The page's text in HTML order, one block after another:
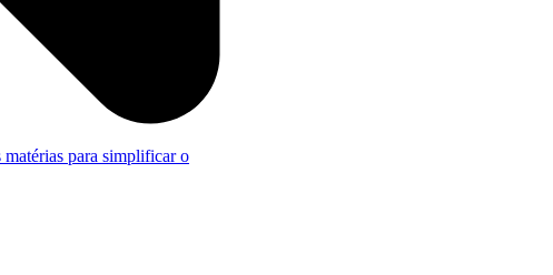
matérias para simplificar o